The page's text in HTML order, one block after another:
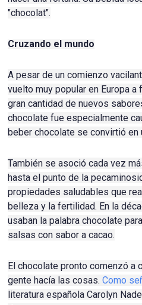
"chocolat".
Cruzando el mundo
A pesar de un comienzo
vuelto muy popular en Europa
gran cantidad de nuevos
chocolate fue especialmente
beber chocolate se convirtió en
También se asoció cada vez
hasta el punto de la
propiedades saludables que
belleza y la fertilidad. En la
usaban la palabra chocolate
salsas con sabor a cacao.
El chocolate pronto comenzó a
gente hacía las cosas.Como
literatura española Carolyn